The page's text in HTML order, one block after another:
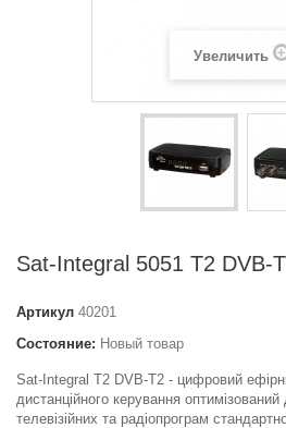
Увеличить
Sat-Integral 5051 T2 DVB-
Артикул 40201
Состояние: Новый товар
Sat-Integral T2 DVB-T2 - цифровий
дистанційного керування
телевізійних та радіопрограм